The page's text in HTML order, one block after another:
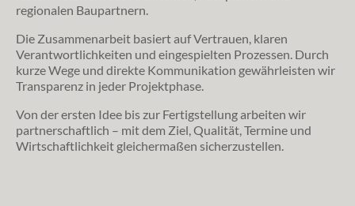
regionalen Baupartnern.
Die Zusammenarbeit basiert auf Vertrauen, klaren
Verantwortlichkeiten und eingespielten Prozessen. Durch
kurze Wege und direkte Kommunikation gewährleisten wir
Transparenz in jeder Projektphase.
Von der ersten Idee bis zur Fertigstellung arbeiten wir
partnerschaftlich – mit dem Ziel, Qualität, Termine und
Wirtschaftlichkeit gleichermaßen sicherzustellen.